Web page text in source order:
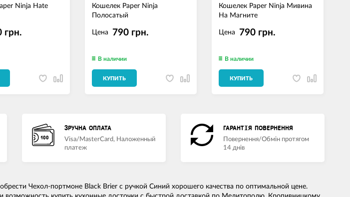
Ninja Hate
грн.
Кошелек Paper Ninja
Полосатый
Цена 790 грн.
В наличии
КУПИТЬ
Кошелек Paper Ninja Мивина
На Магните
Цена 790 грн.
В наличии
КУПИТЬ
ЗРУЧНА ОПЛАТА
Visa/MasterCard, Наложенный
платеж
ГАРАНТІЯ ПОВЕРНЕННЯ
Повернення/Обмін протягом
14 днів
Чехол-портмоне Black Brier с ручкой Синий хорошего качества по оптимальной цене.